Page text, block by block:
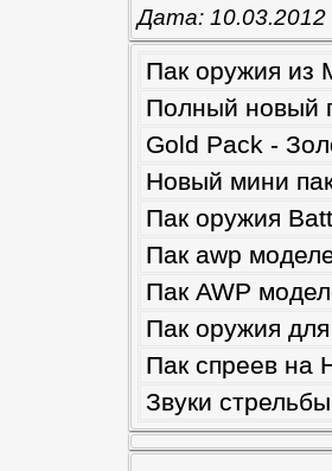
Дата: 10.03.2012
Пак оружия из
Полный новый
Gold Pack -
Новый мини
Пак оружия
Пак awp
Пак AWP
Пак оружия
Пак спреев на
Звуки